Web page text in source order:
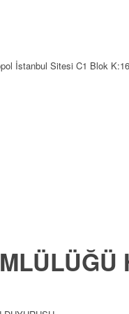
İstanbul Sitesi C1 Blok